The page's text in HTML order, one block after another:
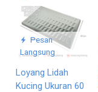
Pesan
Langsung
Loyang Lidah
Kucing Ukuran 60